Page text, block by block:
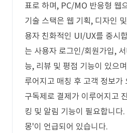
표로 하며, PC/MO 반응형 웹
기술 스택은 웹 기획, 디자인
용자 친화적인 UI/UX를 중시
는 사용자 로그인/회원가입,
능, 리뷰 및 평점 기능이 있으
루어지고 매칭 후 고객 정보가
구독제로 결제가 이루어지고
킹 및 알림 기능이 필요합니다
몽'이 언급되어 있습니다.